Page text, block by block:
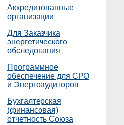
Аккредитованные
организации
Для Заказчика
энергетического
обследования
Программное
обеспечение для СРО
и Энергоаудиторов
Бухгалтерская
(финансовая)
отчетность Союза